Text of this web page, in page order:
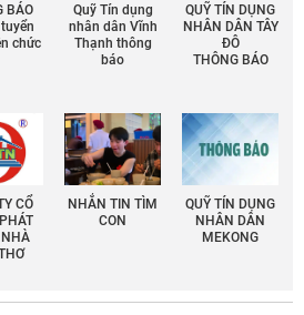
BÁO
chức
Quỹ Tín dụng
nhân dân Vĩnh
Thạnh thông
báo
QUỸ TÍN DỤNG
NHÂN DÂN TÂY
ĐÔ
THÔNG BÁO
CỔ
NHÀ
NHẮN TIN TÌM
CON
QUỸ TÍN DỤNG
NHÂN DÂN
MEKONG